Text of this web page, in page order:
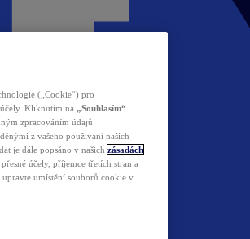
(„Cookie“) pro
Kliknutím na „Souhlasím“
zpracováním údajů
z vašeho používání našich
je dále popsáno v našich zásadách
účely, příjemce třetích stran a
umístění souborů cookie v